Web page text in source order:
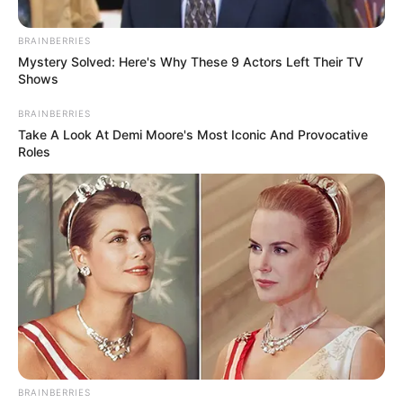
Camila Díaz - Sistema Integrado Digital RCN Radio
¿Qué pasa si no completé las semanas de cotización
para pensionarme?
Por:Óscar Barrero
Mayo 13, 2024
BRAINBERRIES
Mystery Solved: Here's Why These 9 Actors Left Their TV
Shows
BRAINBERRIES
Take A Look At Demi Moore's Most Iconic And Provocative
Roles
BRAINBERRIES